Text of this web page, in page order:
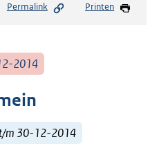
Permalink Printen
2014
m 30-12-2014